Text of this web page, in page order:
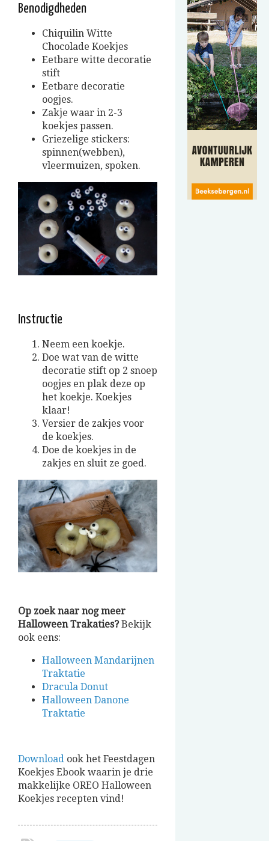
Benodigdheden
Chiquilin Witte
Chocolade Koekjes
Eetbare witte decoratie
stift
Eetbare decoratie
oogjes.
Zakje waar in 2-3
koekjes passen.
Griezelige stickers:
spinnen(webben),
vleermuizen, spoken.
Instructie
Neem een koekje.
Doe wat van de witte
decoratie stift op 2 snoep
oogjes en plak deze op
het koekje. Koekjes
klaar!
Versier de zakjes voor
de koekjes.
Doe de koekjes in de
zakjes en sluit ze goed.
Op zoek naar nog meer
Halloween Trakaties?Bekijk
ook eens:
Halloween Mandarijnen
Traktatie
Dracula Donut
Halloween Danone
Traktatie
Download ook het Feestdagen
Koekjes Ebook waarin je drie
makkelijke OREO Halloween
Koekjes recepten vind!